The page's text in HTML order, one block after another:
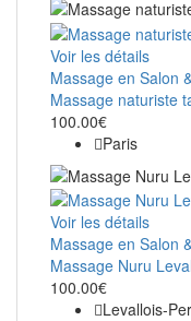
Voir les détails
Massage en Salon
Massage naturiste
100.00€
Paris
Voir les détails
Massage en Salon
Massage Nuru
100.00€
Levallois-